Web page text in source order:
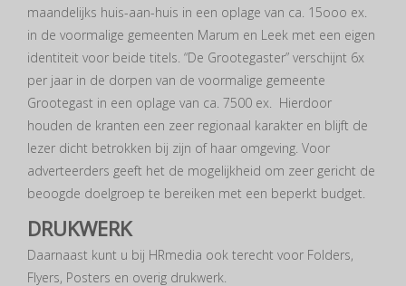
maandelijks huis-aan-huis in een oplage van ca. 15ooo ex.
in de voormalige gemeenten Marum en Leek met een eigen
identiteit voor beide titels. “De Grootegaster” verschijnt 6x
per jaar in de dorpen van de voormalige gemeente
Grootegast in een oplage van ca. 7500 ex. Hierdoor
houden de kranten een zeer regionaal karakter en blijft de
lezer dicht betrokken bij zijn of haar omgeving. Voor
adverteerders geeft het de mogelijkheid om zeer gericht de
beoogde doelgroep te bereiken met een beperkt budget.
DRUKWERK
Daarnaast kunt u bij HRmedia ook terecht voor Folders,
Flyers, Posters en overig drukwerk.